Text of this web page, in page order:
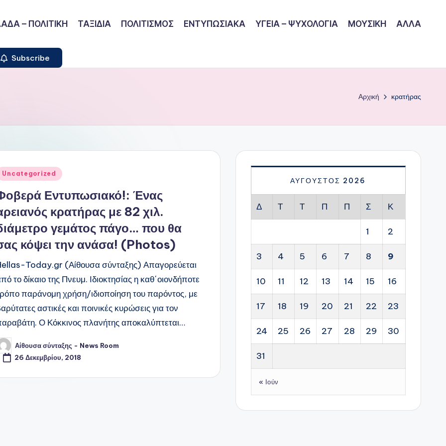
– ΠΟΛΙΤΙΚΗ ΤΑΞΙΔΙΑ ΠΟΛΙΤΙΣΜΟΣ ΕΝΤΥΠΩΣΙΑΚΑ ΥΓΕΙΑ – ΨΥΧΟΛΟΓΙΑ ΜΟΥΣΙΚΗ ΑΛΛΑ
Subscribe
Αρχική κρατήρας
Uncategorized
Εντυπωσιακό!: Ένας
κρατήρας με 82 χιλ.
γεμάτος πάγο… που θα
κόψει την ανάσα! (Photos)
Today.gr (Αίθουσα σύνταξης) Απαγορεύεται
το δίκαιο της Πνευμ. Ιδιοκτησίας η καθ΄οιονδήποτε
παράνομη χρήση/ιδιοποίηση του παρόντος, με
αστικές και ποινικές κυρώσεις για τον
Ο Κόκκινος πλανήτης αποκαλύπτεται…
Αίθουσα σύνταξης - News Room
26 Δεκεμβρίου, 2018
ΑΎΓΟΥΣΤΟΣ 2026
Δ Τ Τ Π Π Σ Κ
1 2
3 4 5 6 7 8 9
10 11 12 13 14 15 16
17 18 19 20 21 22 23
24 25 26 27 28 29 30
31
« Ιούν